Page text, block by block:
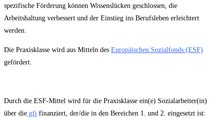
spezifische Förderung können Wissenslücken geschlossen, die
Arbeitshaltung verbessert und der Einstieg ins Berufsleben erleichtert
werden.
Die Praxisklasse wird aus Mitteln des Europäischen Sozialfonds (ESF)
gefördert.
Durch die ESF-Mittel wird für die Praxisklasse ein(e) Sozialarbeiter(in)
über die gfi finanziert, der/die in den Bereichen 1. und 2. eingesetzt ist: